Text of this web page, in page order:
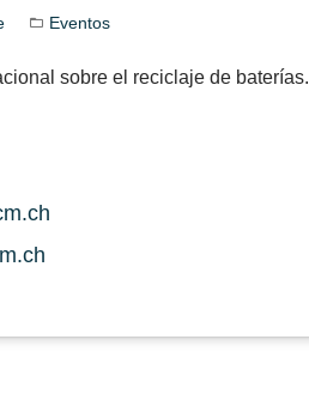
Eventos
sobre el reciclaje de baterías.